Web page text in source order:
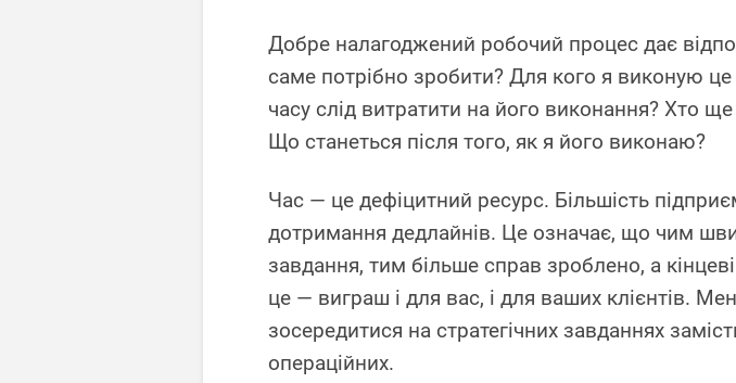
Добре налагоджений робочий процес дає
саме потрібно зробити? Для кого я виконую це
часу слід витратити на його виконання? Хто
Що станеться після того, як я його виконаю?
Час — це дефіцитний ресурс. Більшість
дотримання дедлайнів. Це означає, що чим
завдання, тим більше справ зроблено, а
це — виграш і для вас, і для ваших клієнтів.
зосередитися на стратегічних завданнях
операційних.